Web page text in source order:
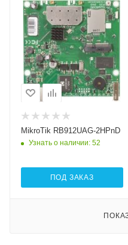
Проводные,
оптические
интерфейсы
1xGigabit Ethernet
Wi-Fi интерфейсы
2.4 ГГц 802.11b/g/n
MIMO2x2
MikroTik RB912UAG-2HPnD
Узнать о наличии: 52
ПОД ЗАКАЗ